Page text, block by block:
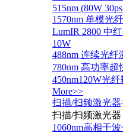
515nm (80W
1570nm 单模光
LumIR 2800 中
10W
488nm 连续光
780nm 高功率
450nm120W光
More>>
扫描/扫频激光器
扫描/扫频激光器
1060nm高相干